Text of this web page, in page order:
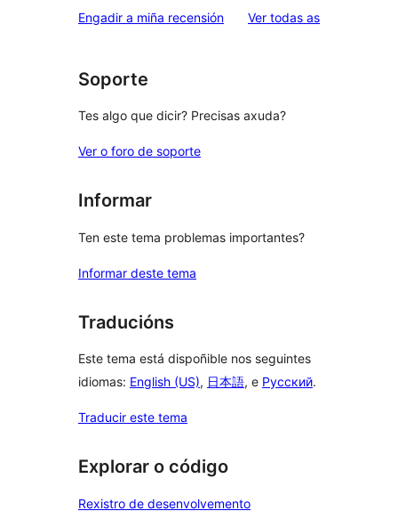
Engadir a miña recensión Ver todas asvaloracións
Soporte
Tes algo que dicir? Precisas axuda?
Ver o foro de soporte
Informar
Ten este tema problemas importantes?
Informar deste tema
Traducións
Este tema está dispoñible nos seguintes
idiomas: English (US), 日本語, e Русский.
Traducir este tema
Explorar o código
Rexistro de desenvolvemento